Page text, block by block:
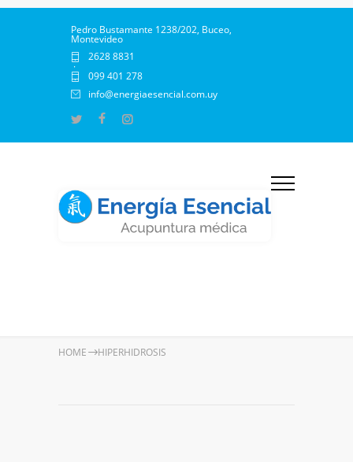
Pedro Bustamante 1238/202, Buceo,
Montevideo
2628 8831
·
099 401 278
info@energiaesencial.com.uy
HOME HIPERHIDROSIS